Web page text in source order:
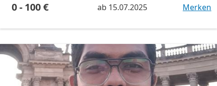
0 - 100 € ab 15.07.2025 Merken